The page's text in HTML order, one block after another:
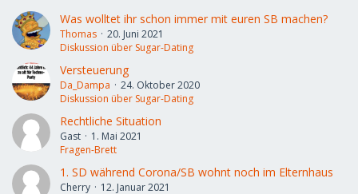
Was wolltet ihr schon immer mit euren SB machen?
Thomas
20. Juni 2021
Diskussion über Sugar-Dating
Versteuerung
Da_Dampa
24. Oktober 2020
Diskussion über Sugar-Dating
Rechtliche Situation
Gast
1. Mai 2021
Fragen-Brett
1. SD während Corona/SB wohnt noch im Elternhaus
Cherry
12. Januar 2021